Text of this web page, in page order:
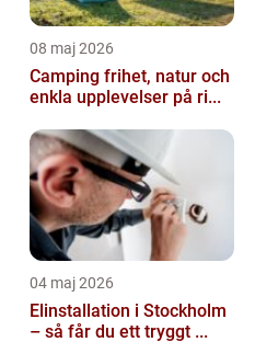
08 maj 2026
Camping frihet, natur och
enkla upplevelser på ri...
04 maj 2026
Elinstallation i Stockholm
– så får du ett tryggt ...